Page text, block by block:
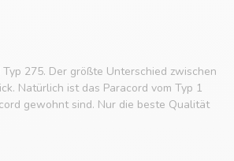
275. Der größte Unterschied zwischen
Natürlich ist das Paracord vom Typ 1
gewohnt sind. Nur die beste Qualität